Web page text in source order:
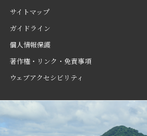
サイトマップ
ガイドライン
個人情報保護
著作権・リンク・免責事項
ウェブアクセシビリティ